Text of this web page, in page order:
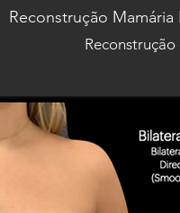
Reconstrução